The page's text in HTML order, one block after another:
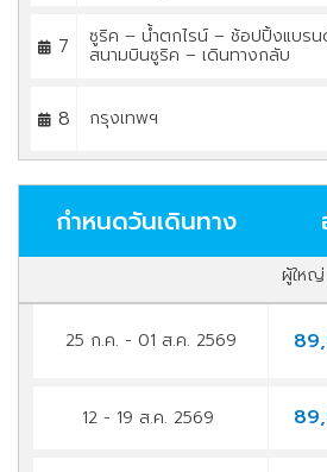
7 ซูริค – น้ำตกไรน์ – ช้อปปิ้งแบรน
สนามบินซูริค – เดินทางกลับ
8 กรุงเทพฯ
กำหนดวันเดินทาง
ผู้ให
25 ก.ค. - 01 ส.ค. 2569
12 - 19 ส.ค. 2569